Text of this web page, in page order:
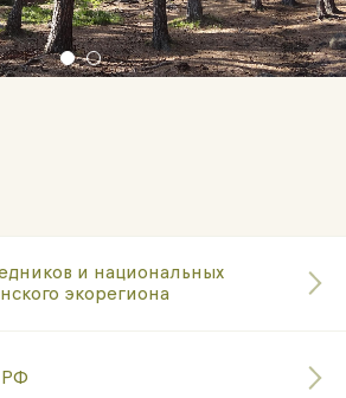
и национальных
экорегиона
РФ